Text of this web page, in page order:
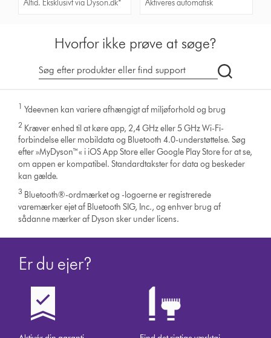
Altid. Eksklusivt via Dyson.dk* Aktiveres automatisk
Hvorfor ikke prøve at søge?
Søg
1 Ydeevnen kan variere afhængigt af miljøforhold og brug
2 Kræver enhed til at køre app, 2,4 GHz eller 5 GHz Wi-Fi-
forbindelse eller mobildata og Bluetooth 4.0-understøttelse. Søg
efter »MyDyson™« i iOS App Store eller Google Play Store for at se,
om appen er kompatibel. Standardtakster for data og beskeder
kan gælde.
3 Bluetooth®-ordmærket og -logoerne er registrerede
varemærker ejet af Bluetooth SIG, Inc., og enhver brug af
sådanne mærker af Dyson sker under licens.
Er du ejer?